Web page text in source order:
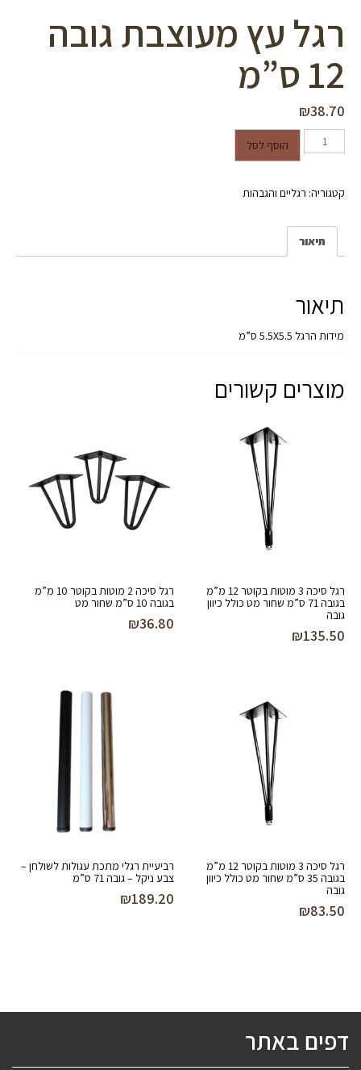
רגל עץ מעוצבת גובה
12 ס”מ
₪38.70
הוסף לסל
קטגוריה: רגליים והגבהות
תיאור
תיאור
מידות הרגל 5.5X5.5 ס”מ
מוצרים קשורים
רגל סיכה 3 מוטות בקוטר 12 מ”מ
בגובה 71 ס”מ שחור מט כולל כיוון
גובה
₪135.50
רגל סיכה 2 מוטות בקוטר 10 מ”מ
בגובה 10 ס”מ שחור מט
₪36.80
רגל סיכה 3 מוטות בקוטר 12 מ”מ
בגובה 35 ס”מ שחור מט כולל כיוון
גובה
₪83.50
רביעיית רגלי מתכת עגולות לשולחן –
צבע ניקל – גובה 71 ס”מ
₪189.20
דפים באתר